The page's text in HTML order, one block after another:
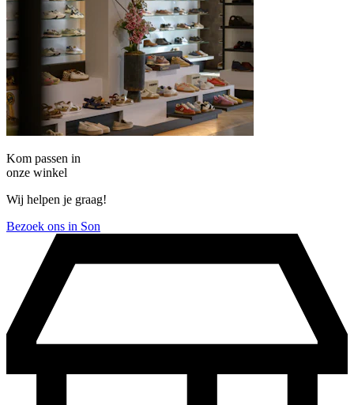
Kom passen in
onze winkel
Wij helpen je graag!
Bezoek ons in Son